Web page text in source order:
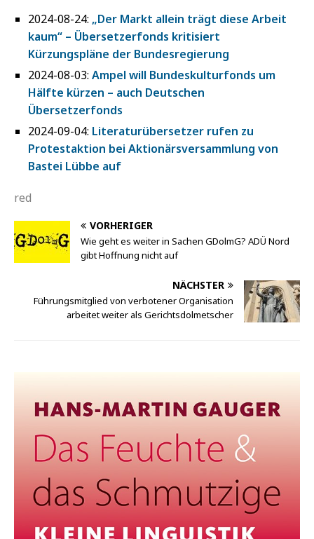
2024-08-24: „Der Markt allein trägt diese Arbeit
kaum“ – Übersetzerfonds kritisiert
Kürzungspläne der Bundesregierung
2024-08-03: Ampel will Bundeskulturfonds um
Hälfte kürzen – auch Deutschen
Übersetzerfonds
2024-09-04: Literaturübersetzer rufen zu
Protestaktion bei Aktionärsversammlung von
Bastei Lübbe auf
red
VORHERIGER
Wie geht es weiter in Sachen GDolmG? ADÜ Nord
gibt Hoffnung nicht auf
NÄCHSTER
Führungsmitglied von verbotener Organisation
arbeitet weiter als Gerichtsdolmetscher